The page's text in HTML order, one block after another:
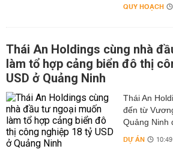
QUY HOẠCH
Thái An Holdings cùng nhà
làm tổ hợp cảng biển đô thị
USD ở Quảng Ninh
Thái An
đến từ
Quảng Ninh
DỰ ÁN